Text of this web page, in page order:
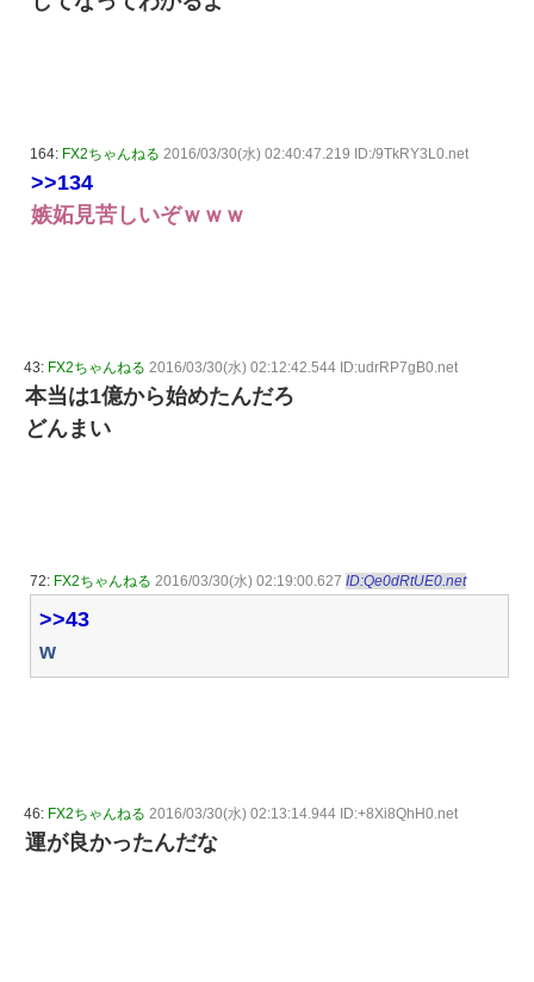
164: FX2ちゃんねる 2016/03/30(水) 02:40:47.219 ID:/9TkRY3L0.net
>>134
嫉妬見苦しいぞｗｗｗ
43: FX2ちゃんねる 2016/03/30(水) 02:12:42.544 ID:udrRP7gB0.net
本当は1億から始めたんだろ
どんまい
72: FX2ちゃんねる 2016/03/30(水) 02:19:00.627 ID:Qe0dRtUE0.net
>>43
w
46: FX2ちゃんねる 2016/03/30(水) 02:13:14.944 ID:+8Xi8QhH0.net
運が良かったんだな